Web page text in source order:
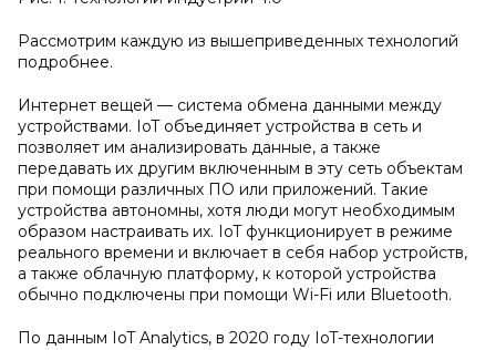
Рассмотрим каждую из вышеприведенных технологий
подробнее.
Интернет вещей — система обмена данными между
устройствами. IoT объединяет устройства в сеть и
позволяет им анализировать данные, а также
передавать их другим включенным в эту сеть объектам
при помощи различных ПО или приложений. Такие
устройства автономны, хотя люди могут необходимым
образом настраивать их. IoT функционирует в режиме
реального времени и включает в себя набор устройств,
а также облачную платформу, к которой устройства
обычно подключены при помощи Wi-Fi или Bluetooth.
По данным IoT Analytics, в 2020 году IoT-технологии